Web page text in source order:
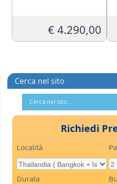
€4.290,00
Cerca nel sito
Richiedi
Località
Durata